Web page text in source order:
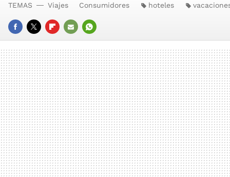
FACEBOOK
TWITTERFLIPBOARD
E-
MAIL
WHATSAPP
TEMAS Viajes Consumidores hoteles